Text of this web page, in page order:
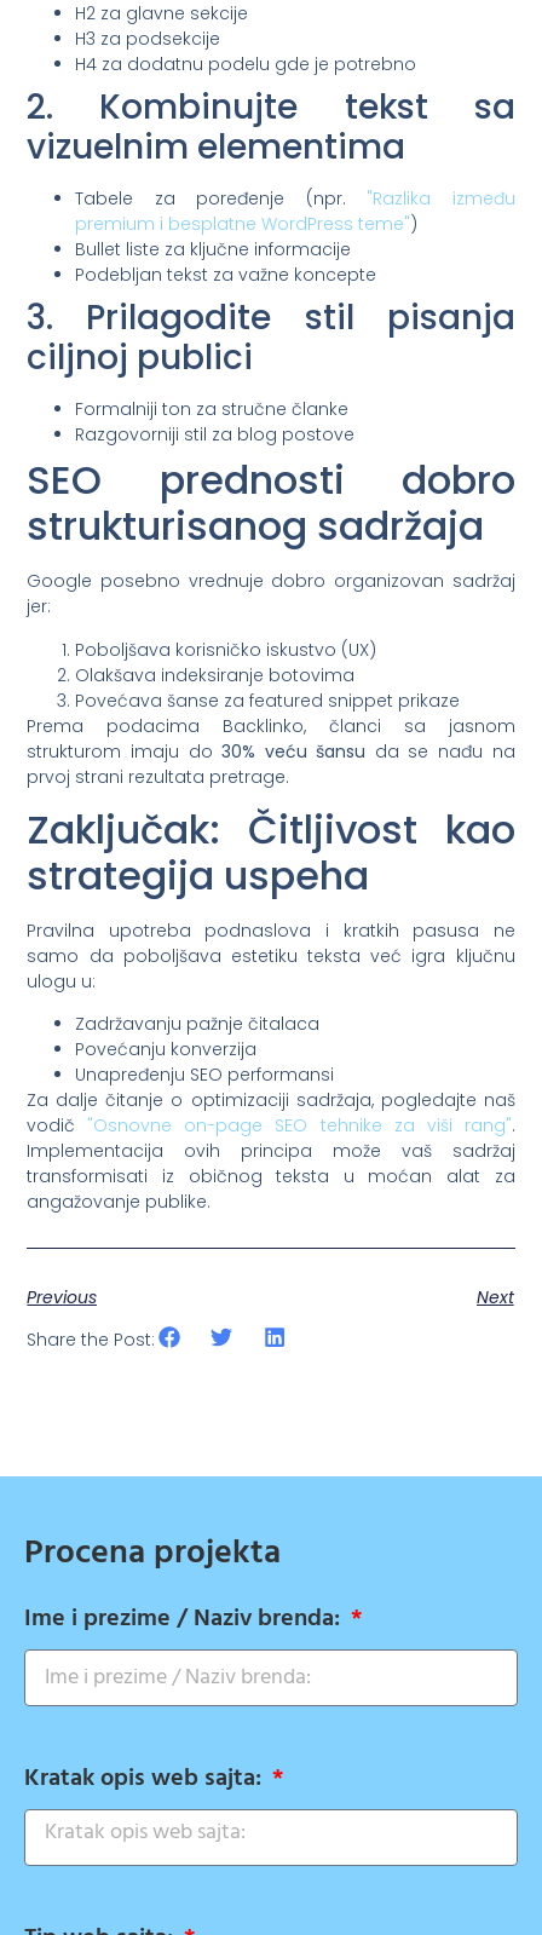
H2 za glavne sekcije
H3 za podsekcije
H4 za dodatnu podelu gde je potrebno
2. Kombinujte tekst sa
vizuelnim elementima
Tabele za poređenje (npr. "Razlika između
premium i besplatne WordPress teme")
Bullet liste za ključne informacije
Podebljan tekst za važne koncepte
3. Prilagodite stil pisanja
ciljnoj publici
Formalniji ton za stručne članke
Razgovorniji stil za blog postove
SEO prednosti dobro
strukturisanog sadržaja
Google posebno vrednuje dobro organizovan sadržaj
jer:
Poboljšava korisničko iskustvo (UX)
Olakšava indeksiranje botovima
Povećava šanse za featured snippet prikaze
Prema podacima Backlinko, članci sa jasnom
strukturom imaju do30% veću šansu da se nađu na
prvoj strani rezultata pretrage.
Zaključak: Čitljivost kao
strategija uspeha
Pravilna upotreba podnaslova i kratkih pasusa ne
samo da poboljšava estetiku teksta već igra ključnu
ulogu u:
Zadržavanju pažnje čitalaca
Povećanju konverzija
Unapređenju SEO performansi
Za dalje čitanje o optimizaciji sadržaja, pogledajte naš
vodič "Osnovne on-page SEO tehnike za viši rang".
Implementacija ovih principa može vaš sadržaj
transformisati iz običnog teksta u moćan alat za
angažovanje publike.
Previous
Next
Share the Post:
Procena projekta
Ime i prezime / Naziv brenda:
Kratak opis web sajta: